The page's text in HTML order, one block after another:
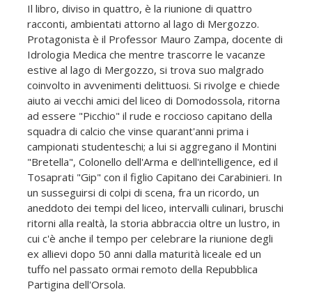
Il libro, diviso in quattro, è la riunione di quattro
racconti, ambientati attorno al lago di Mergozzo.
Protagonista è il Professor Mauro Zampa, docente di
Idrologia Medica che mentre trascorre le vacanze
estive al lago di Mergozzo, si trova suo malgrado
coinvolto in avvenimenti delittuosi. Si rivolge e chiede
aiuto ai vecchi amici del liceo di Domodossola, ritorna
ad essere "Picchio" il rude e roccioso capitano della
squadra di calcio che vinse quarant'anni prima i
campionati studenteschi; a lui si aggregano il Montini
"Bretella", Colonello dell'Arma e dell'intelligence, ed il
Tosaprati "Gip" con il figlio Capitano dei Carabinieri. In
un susseguirsi di colpi di scena, fra un ricordo, un
aneddoto dei tempi del liceo, intervalli culinari, bruschi
ritorni alla realtà, la storia abbraccia oltre un lustro, in
cui c'è anche il tempo per celebrare la riunione degli
ex allievi dopo 50 anni dalla maturità liceale ed un
tuffo nel passato ormai remoto della Repubblica
Partigina dell'Orsola.